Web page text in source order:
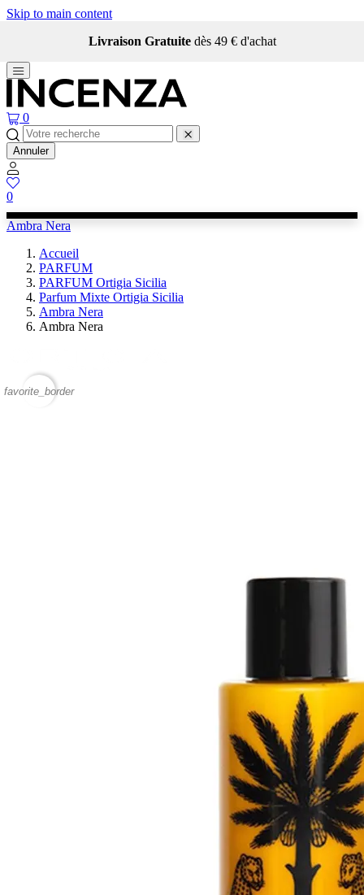
Skip to main content
Livraison Gratuite dès 49 € d'achat
0
Annuler
0
Ambra Nera
Accueil
PARFUM
PARFUM Ortigia Sicilia
Parfum Mixte Ortigia Sicilia
Ambra Nera
Ambra Nera
favorite_border